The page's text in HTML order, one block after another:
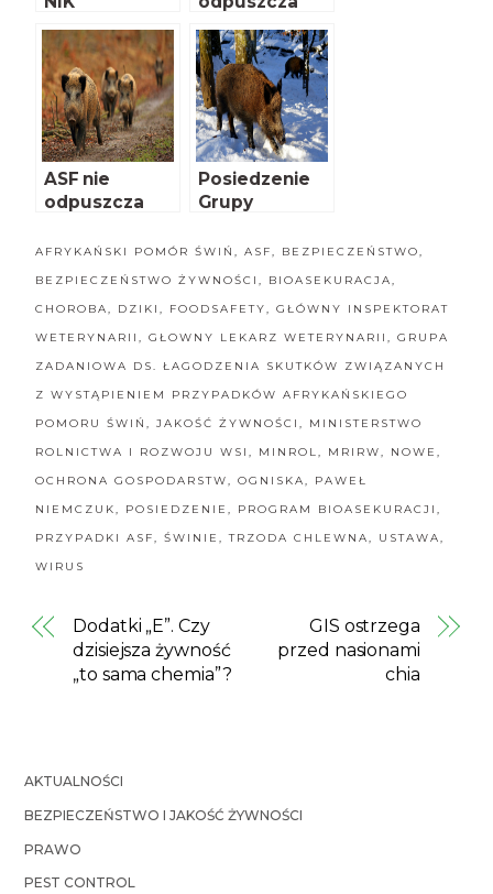
ASF nie
odpuszcza
Posiedzenie
Grupy
ds. ASF
AFRYKAŃSKI POMÓR ŚWIŃ,ASF, BEZPIECZEŃSTWO,
BEZPIECZEŃSTWO ŻYWNOŚCI, BIOASEKURACJA,
CHOROBA, DZIKI, FOODSAFETY,GŁÓWNY INSPEKTORAT
WETERYNARII,GŁOWNY LEKARZ WETERYNARII,GRUPA
ZADANIOWA DS. ŁAGODZENIA SKUTKÓW ZWIĄZANYCH
Z WYSTĄPIENIEM PRZYPADKÓW AFRYKAŃSKIEGO
POMORU ŚWIŃ,JAKOŚĆ ŻYWNOŚCI, MINISTERSTWO
ROLNICTWA I ROZWOJU WSI, MINROL, MRIRW, NOWE,
OCHRONA GOSPODARSTW,OGNISKA, PAWEŁ
NIEMCZUK, POSIEDZENIE, PROGRAM BIOASEKURACJI,
PRZYPADKI ASF,ŚWINIE,TRZODA CHLEWNA, USTAWA,
WIRUS
Dodatki „E”. Czy
dzisiejsza żywność
„to sama chemia”?
GIS ostrzega
przed nasionami
chia
AKTUALNOŚCI
BEZPIECZEŃSTWO I JAKOŚĆ ŻYWNOŚCI
PRAWO
PEST CONTROL